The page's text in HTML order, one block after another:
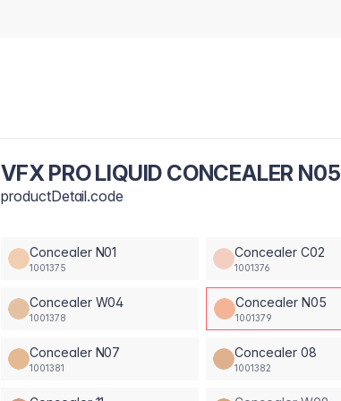
VFX PRO LIQUID CONCEALER N05
productDetail.code
Concealer N01
1001375
Concealer C02
1001376
Concealer W04
1001378
Concealer N05
1001379
Concealer N07
1001381
Concealer 08
1001382